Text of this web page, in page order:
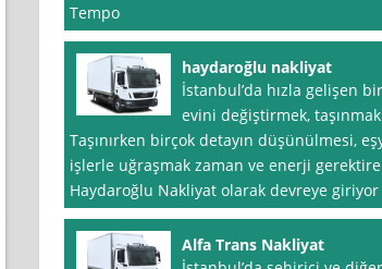
Tempo
haydaroğlu nakliyat
İstanbul’da hızla gelişen
evini değiştirmek,
Taşınırken birçok detayın düşünülmesi,
işlerle uğraşmak zaman ve enerji
Haydaroğlu Nakliyat olarak devreye giriyor
Alfa Trans Nakliyat